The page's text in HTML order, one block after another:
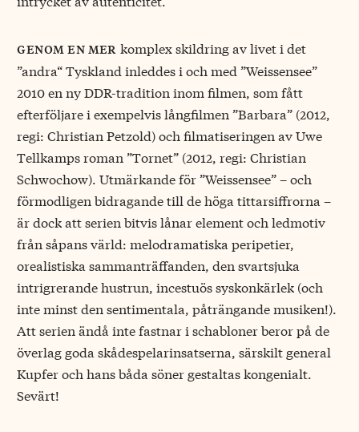
genom en mer komplex skildring av livet i det
”andra“ Tyskland inleddes i och med ”Weissensee”
2010 en ny DDR-tradition inom filmen, som fått
efterföljare i exempelvis långfilmen ”Barbara” (2012,
regi: Christian Petzold) och filmatiseringen av Uwe
Tellkamps roman ”Tornet” (2012, regi: Christian
Schwochow). Utmärkande för ”Weissensee” – och
förmodligen bidragande till de höga tittarsiffrorna –
är dock att serien bitvis lånar element och ledmotiv
från såpans värld: melodramatiska peripetier,
orealistiska sammanträffanden, den svartsjuka
intrigrerande hustrun, incestuös syskonkärlek (och
inte minst den sentimentala, påträngande musiken!).
Att serien ändå inte fastnar i schabloner beror på de
överlag goda skådespelarinsatserna, särskilt general
Kupfer och hans båda söner gestaltas kongenialt.
Sevärt!